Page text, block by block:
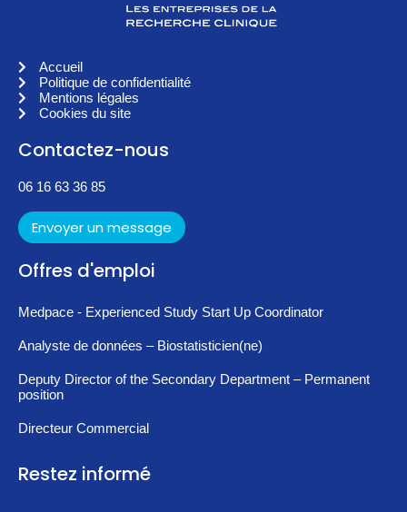
Accueil
Politique de confidentialité
Mentions légales
Cookies du site
Contactez-nous
06 16 63 36 85
Envoyer un message
Offres d'emploi
Medpace - Experienced Study Start Up Coordinator
Analyste de données – Biostatisticien(ne)
Deputy Director of the Secondary Department – Permanent
position
Directeur Commercial
Restez informé